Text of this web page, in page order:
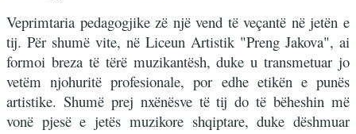
Veprimtaria pedagogjike zë një vend të veçantë në jetën e
tij. Për shumë vite, në Liceun Artistik "Preng Jakova", ai
formoi breza të tërë muzikantësh, duke u transmetuar jo
vetëm njohuritë profesionale, por edhe etikën e punës
artistike. Shumë prej nxënësve të tij do të bëheshin më
vonë pjesë e jetës muzikore shqiptare, duke dëshmuar